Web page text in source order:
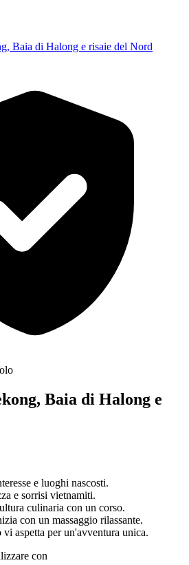
Baia di Halong e risaie del Nord
Baia di Halong e
e luoghi nascosti.
e sorrisi vietnamiti.
culinaria con un corso.
con un massaggio rilassante.
aspetta per un'avventura unica.
con